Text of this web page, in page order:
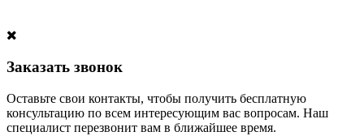
Заказать звонок
Оставьте свои контакты, чтобы получить бесплатную
консультацию по всем интересующим вас вопросам. Наш
специалист перезвонит вам в ближайшее время.